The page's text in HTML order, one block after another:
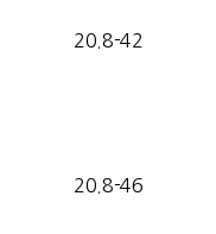
20.8-42
20.8-46